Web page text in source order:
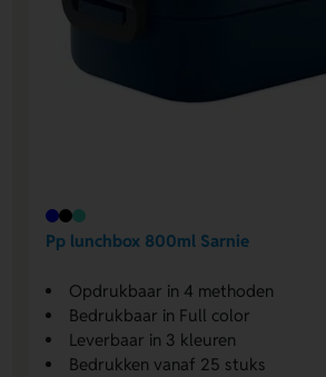
Pp lunchbox 800ml Sarnie
Opdrukbaar in 4 methoden
Bedrukbaar in Full color
Leverbaar in 3 kleuren
Bedrukken vanaf 25 stuks